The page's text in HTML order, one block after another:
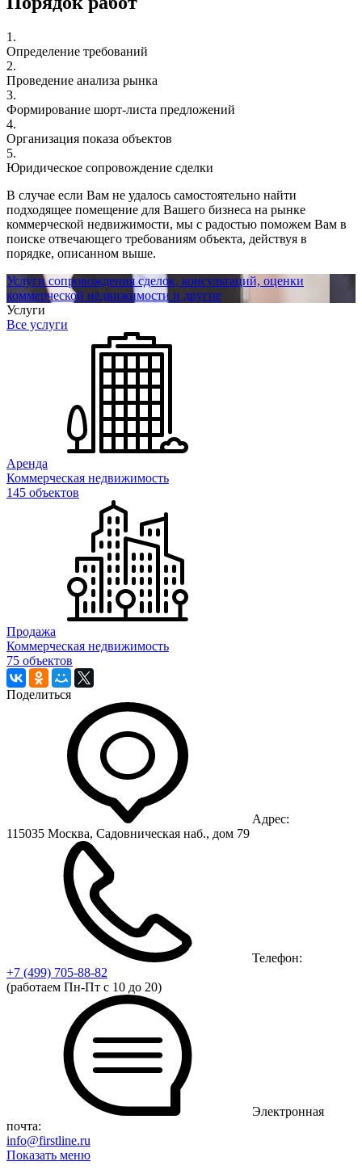
1.
Определение требований
2.
Проведение анализа рынка
3.
Формирование шорт-листа предложений
4.
Организация показа объектов
5.
Юридическое сопровождение сделки
В случае если Вам не удалось самостоятельно найти
подходящее помещение для Вашего бизнеса на рынке
коммерческой недвижимости, мы с радостью поможем Вам в
поиске отвечающего требованиям объекта, действуя в
порядке, описанном выше.
Услуги сопровождения сделок, консультаций, оценки
коммерческой недвижимости и другие
Услуги
Все услуги
Аренда
Коммерческая недвижимость
145 объектов
Продажа
Коммерческая недвижимость
75 объектов
Поделиться
Адрес:
115035 Москва, Садовническая наб., дом 79
Телефон:
+7 (499) 705-88-82
(работаем Пн-Пт с 10 до 20)
Электронная
почта:
info@firstline.ru
Показать меню